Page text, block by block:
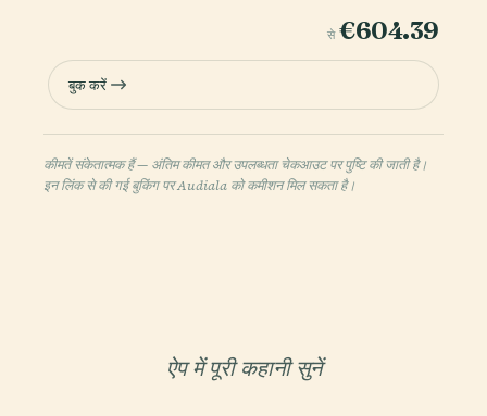
से €604.39
बुक करें
कीमतें संकेतात्मक हैं — अंतिम कीमत और उपलब्धता चेकआउट पर पुष्टि की जाती है।
इन लिंक से की गई बुकिंग पर Audiala को कमीशन मिल सकता है।
ऐप में पूरी कहानी सुनें